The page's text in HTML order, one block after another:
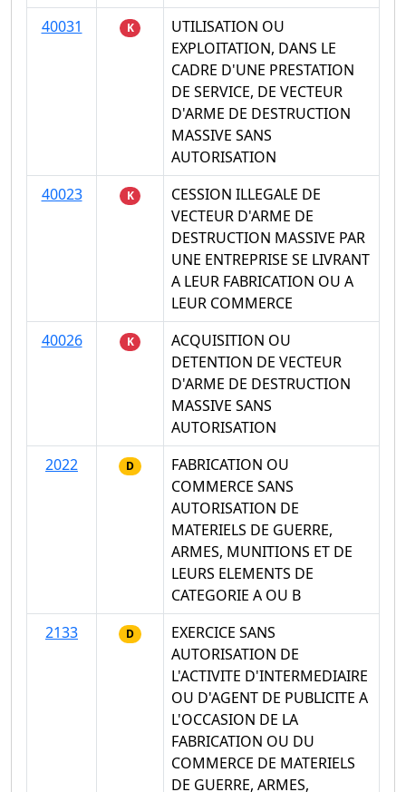
40031
K
UTILISATION OU
EXPLOITATION, DANS LE
CADRE D'UNE PRESTATION
DE SERVICE, DE VECTEUR
D'ARME DE DESTRUCTION
MASSIVE SANS
AUTORISATION
40023
K
CESSION ILLEGALE DE
VECTEUR D'ARME DE
DESTRUCTION MASSIVE PAR
UNE ENTREPRISE SE LIVRANT
A LEUR FABRICATION OU A
LEUR COMMERCE
40026
K
ACQUISITION OU
DETENTION DE VECTEUR
D'ARME DE DESTRUCTION
MASSIVE SANS
AUTORISATION
2022
D
FABRICATION OU
COMMERCE SANS
AUTORISATION DE
MATERIELS DE GUERRE,
ARMES, MUNITIONS ET DE
LEURS ELEMENTS DE
CATEGORIE A OU B
2133
D
EXERCICE SANS
AUTORISATION DE
L'ACTIVITE D'INTERMEDIAIRE
OU D'AGENT DE PUBLICITE A
L'OCCASION DE LA
FABRICATION OU DU
COMMERCE DE MATERIELS
DE GUERRE, ARMES,